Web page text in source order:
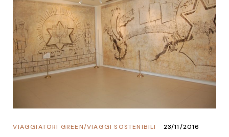
VIAGGI SOSTENIBILI
/
VIAGGIATORI GREEN 23/11/2016